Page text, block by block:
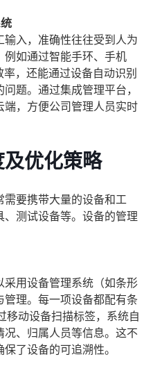
入，准确性往往受到人为
如通过智能手环、手机
，还能通过设备自动识别
题。通过集成管理平台，
，方便公司管理人员实时
优化策略
要携带大量的设备和工
测试设备等。设备的管理
用设备管理系统（如条形
理。每一项设备都配有条
移动设备扫描标签，系统自
、归属人员等信息。这不
了设备的可追溯性。